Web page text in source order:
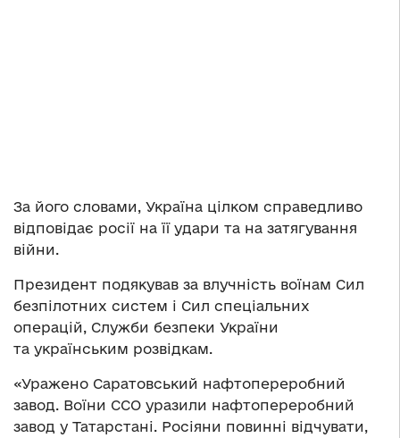
За його словами, Україна цілком справедливо
відповідає росії на її удари та на затягування
війни.
Президент подякував за влучність воїнам Сил
безпілотних систем і Сил спеціальних
операцій, Служби безпеки України
та українським розвідкам.
«Уражено Саратовський нафтопереробний
завод. Воїни ССО уразили нафтопереробний
завод у Татарстані. Росіяни повинні відчувати,